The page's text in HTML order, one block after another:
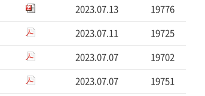
2023.07.13
19776
2023.07.11
19725
2023.07.07
19702
2023.07.07
19751